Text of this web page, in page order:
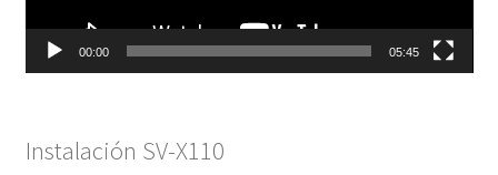
00:00 05:45
Instalación SV-X110